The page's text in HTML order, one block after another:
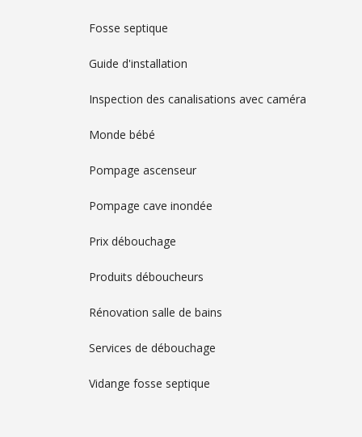
Fosse septique
Guide d'installation
Inspection des canalisations avec caméra
Monde bébé
Pompage ascenseur
Pompage cave inondée
Prix débouchage
Produits déboucheurs
Rénovation salle de bains
Services de débouchage
Vidange fosse septique